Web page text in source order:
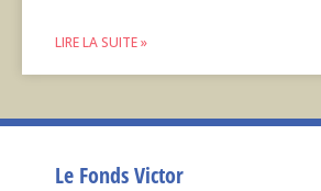
LIRE LA SUITE »
Le Fonds Victor